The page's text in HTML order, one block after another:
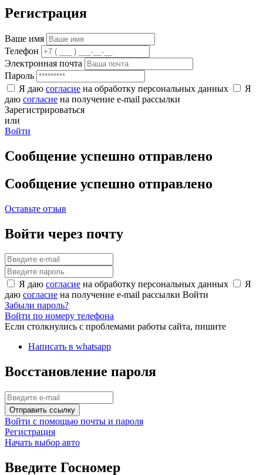
Регистрация
Ваше имя
Телефон
Электронная почта
Пароль
Я даю согласие на обработку персональных данных
Я
даю согласие на получение e-mail рассылки
Зарегистрироваться
или
Войти
Сообщение успешно отправлено
Сообщение успешно отправлено
Оставьте отзыв
Войти через почту
Я даю согласие на обработку персональных данных
Я
даю согласие на получение e-mail рассылки Войти
Забыли пароль?
Войти по номеру телефона
Если столкнулись с проблемами работы сайта, пишите
Написать в whatsapp
Восстановление пароля
Отправить ссылку
Войти с помощью почты и пароля
Регистрация
Начать выбор авто
Введите Госномер